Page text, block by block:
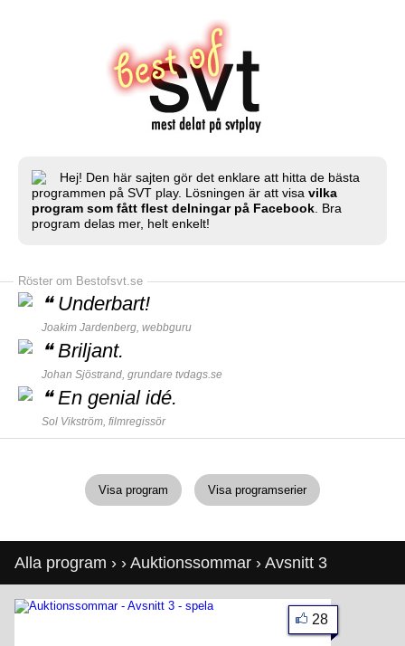
Hej! Den här sajten gör det enklare att hitta de bästa
programmen på SVT play. Lösningen är att visa vilka
program som fått flest delningar på Facebook . Bra
program delas mer, helt enkelt!
Röster om Bestofsvt.se
❝ Underbart!
Joakim Jardenberg, webbguru
❝Briljant.
Johan Sjöstrand, grundare tvdags.se
❝En genial idé.
Sol Vikström, filmregissör
Visa program Visa programserier
Alla program › › Auktionssommar › Avsnitt 3
28